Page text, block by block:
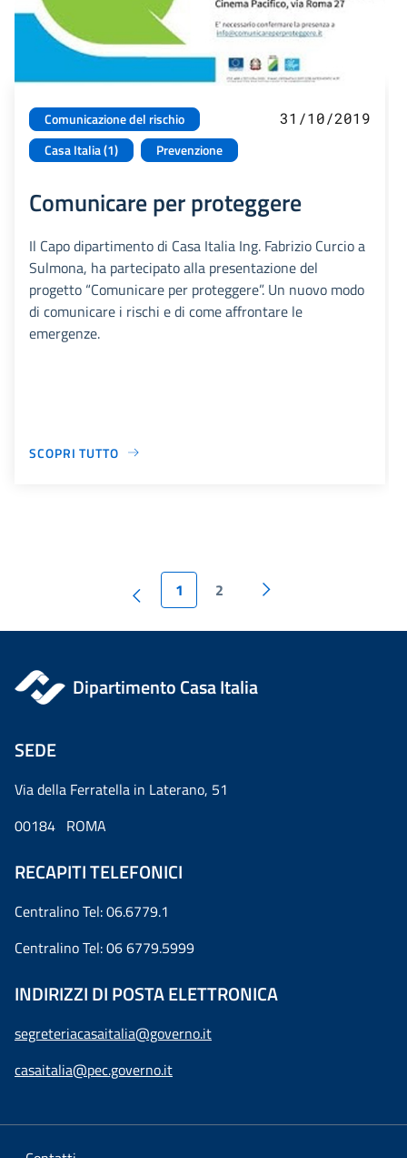
Comunicazione del rischio
Casa Italia (1)
Prevenzione
31/10/2019
Comunicare per proteggere
Il Capo dipartimento di Casa Italia Ing. Fabrizio Curcio a
Sulmona, ha partecipato alla presentazione del
progetto “Comunicare per proteggere”. Un nuovo modo
di comunicare i rischi e di come affrontare le
emergenze.
SCOPRI TUTTO
1 2
Dipartimento Casa Italia
SEDE
Via della Ferratella in Laterano, 51
00184 ROMA
RECAPITI TELEFONICI
Centralino Tel: 06.6779.1
Centralino Tel: 06 6779.5999
INDIRIZZI DI POSTA ELETTRONICA
segreteriacasaitalia@governo.it
casaitalia@pec.governo.it